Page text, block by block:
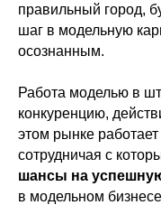
правильный город,
шаг в модельную
осознанным.
Работа моделью в
конкуренцию,
этом рынке работает
сотрудничая с
шансы на
в модельном